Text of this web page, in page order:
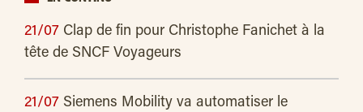
21/07 Clap de fin pour Christophe Fanichet à la
tête de SNCF Voyageurs
21/07 Siemens Mobility va automatiser le